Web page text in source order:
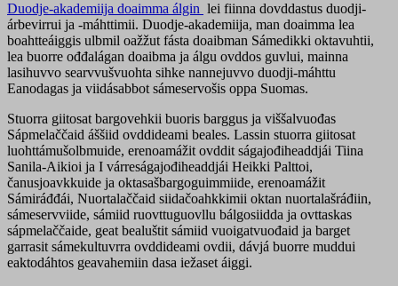
Duodje-akademiija doaimma álgin lei fiinna dovddastus duodji-
árbevirrui ja -máhttimii. Duodje-akademiija, man doaimma lea
boahtteáiggis ulbmil oažžut fásta doaibman Sámedikki oktavuhtii,
lea buorre ođđalágan doaibma ja álgu ovddos guvlui, mainna
lasihuvvo searvvušvuohta sihke nannejuvvo duodji-máhttu
Eanodagas ja viidásabbot sámeservošis oppa Suomas.
Stuorra giitosat bargovehkii buoris barggus ja viššalvuođas
Sápmelaččaid áššiid ovddideami beales. Lassin stuorra giitosat
luohttámušolbmuide, erenoamážit ovddit ságajođiheaddjái Tiina
Sanila-Aikioi ja I várreságajođiheaddjái Heikki Palttoi,
čanusjoavkkuide ja oktasašbargoguimmiide, erenoamážit
Sámiráđđái, Nuortalaččaid siidačoahkkimii oktan nuortalašráđiin,
sámeservviide, sámiid ruovttuguovllu bálgosiidda ja ovttaskas
sápmelaččaide, geat bealuštit sámiid vuoigatvuođaid ja barget
garrasit sámekultuvrra ovddideami ovdii, dávjá buorre muddui
eaktodáhtos geavahemiin dasa iežaset áiggi.